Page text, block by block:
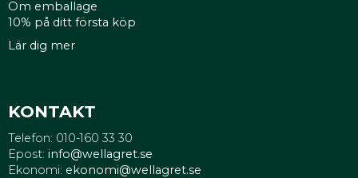
Om emballage
10% på ditt första köp
Lär dig mer
KONTAKT
Telefon: 010-160 33 30
Epost: info@wellagret.se
Ekonomi: ekonomi@wellagret.se